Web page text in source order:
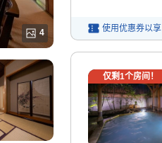
4 使用优惠券以享
仅剩1个房间！